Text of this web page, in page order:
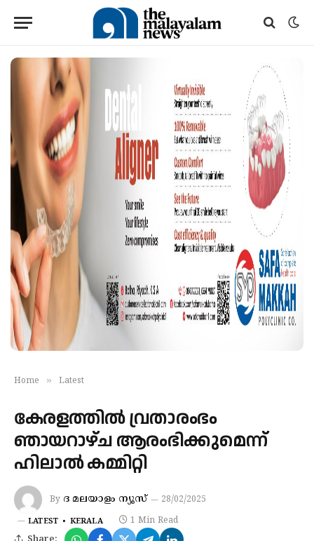
Home » Latest
കേരളത്തിൽ വ്രതാരംഭം
ഞായറാഴ്ച ആരംഭിക്കുമെന്ന്
ഹിലാൽ കമ്മിറ്റി
By ദ മലയാളം ന്യൂസ് 28/02/2025
LATEST KERALA 1 Min Read